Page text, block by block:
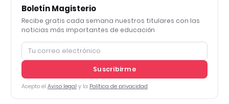
Boletín Magisterio
Recibe gratis cada semana nuestros titulares con las
noticias más importantes de educación
Suscribirme
Acepto el Aviso legal y la Política de privacidad